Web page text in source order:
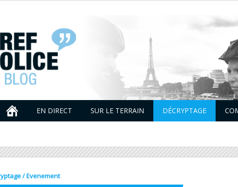
EN DIRECT SUR LE TERRAIN DÉCRYPTAGE
/Evenement